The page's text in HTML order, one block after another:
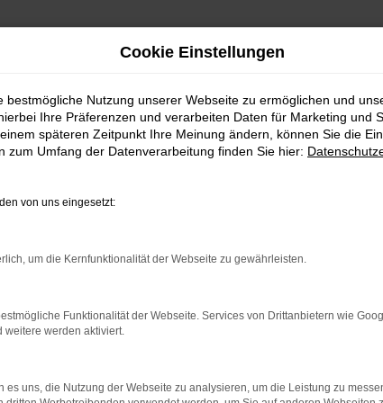
bestimmter Seiten verhindern. Funktioniert die Seite
beheben.
Cookie Einstellungen
bestmögliche Nutzung unserer Webseite zu ermöglichen und
Ihre Präferenzen und verarbeiten Daten für Marketing und
späteren Zeitpunkt Ihre Meinung ändern, können Sie die
zum Umfang der Datenverarbeitung finden Sie hier:
von uns eingesetzt:
um die Kernfunktionalität der Webseite zu gewährleisten.
Funktionalität der Webseite. Services von Drittanbietern wie
weitere werden aktiviert.
es uns, die Nutzung der Webseite zu analysieren, um die Leistung zu